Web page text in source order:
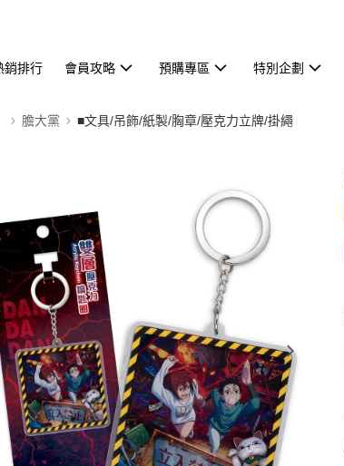
銷排行 會員攻略 預購專區 特別企劃
膽大黨 ■文具/吊飾/紙製/胸章/壓克力立牌/掛繩